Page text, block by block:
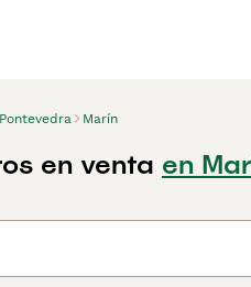
Pontevedra Marín
en venta en